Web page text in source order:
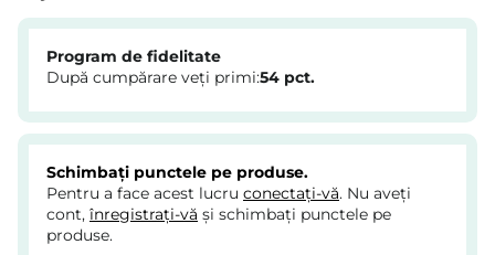
Program de fidelitate
După cumpărare veți primi:54 pct.
Schimbați punctele pe produse.
Pentru a face acest lucru conectați-vă. Nu aveți
cont, înregistrați-vă și schimbați punctele pe
produse.